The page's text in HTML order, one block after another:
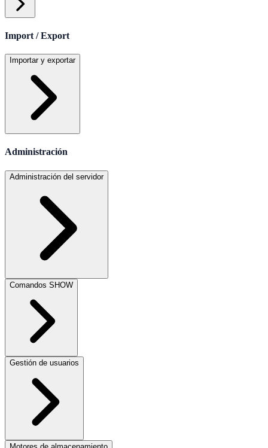
Import / Export
Importar y exportar
Administración
Administración del servidor
Comandos SHOW
Gestión de usuarios